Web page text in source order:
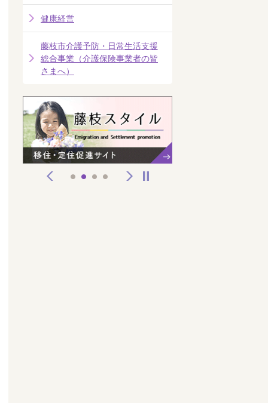
健康経営
藤枝市介護予防・日常生活支援
総合事業（介護保険事業者の皆
さまへ）